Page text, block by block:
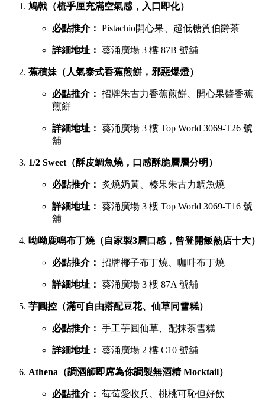
鳩戟（梳乎厘充滿空氣感，入口即化）
必點推介： Pistachio開心果、超低糖質伯爵茶
詳細地址： 葵涌廣場 3 樓 87B 號舖
蕉積妹（人氣泰式香蕉煎餅，邪惡爆燈）
必點推介： 招牌朱古力香蕉煎餅、開心果醬香蕉
煎餅
詳細地址： 葵涌廣場 3 樓 Top World 3069-T26 號
舖
1/2 Sweet（酥皮鯛魚燒，口感酥脆層層分明）
必點推介： 炙燒奶黃、榛果朱古力鯛魚燒
詳細地址： 葵涌廣場 3 樓 Top World 3069-T16 號
舖
呦呦鹿鳴布丁燒（自家製3層口感，曾登開飯熱店十大）
必點推介： 招牌椰子布丁燒、咖啡布丁燒
詳細地址： 葵涌廣場 3 樓 87A 號舖
芋圓控（滿可自由搭配豆花、仙草同雪糕）
必點推介： 手工芋圓仙草、配抹茶雪糕
詳細地址： 葵涌廣場 2 樓 C10 號舖
Athena（調酒師即席為你調製無酒精 Mocktail）
必點推介： 莓莓愛收兵、桃桃可恥但好飲